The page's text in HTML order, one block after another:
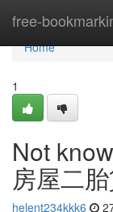
free-
Home
Home
1
Not
房屋二
helent234kkk6